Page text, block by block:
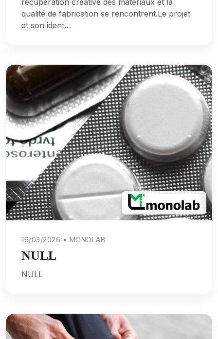
récupération créative des matériaux et la
qualité de fabrication se rencontrent.Le projet
et son ident…
16/03/2026 • MONOLAB
NULL
NULL